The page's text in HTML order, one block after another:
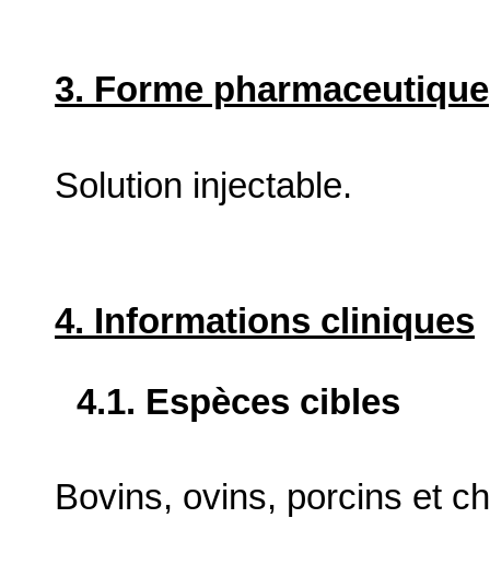
3. Forme pharmaceutique
Solution injectable.
4. Informations cliniques
4.1. Espèces cibles
Bovins, ovins, porcins et